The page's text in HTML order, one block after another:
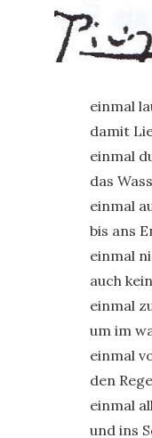
einmal
damit
einmal
das
einmal
bis ans
einmal
auch
einmal
um im
einmal
den
einmal
und ins